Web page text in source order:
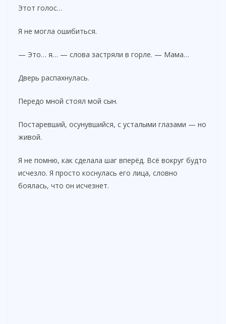
Этот голос…
Я не могла ошибиться.
— Это… я… — слова застряли в горле. — Мама…
Дверь распахнулась.
Передо мной стоял мой сын.
Постаревший, осунувшийся, с усталыми глазами — но
живой.
Я не помню, как сделала шаг вперёд. Всё вокруг будто
исчезло. Я просто коснулась его лица, словно
боялась, что он исчезнет.